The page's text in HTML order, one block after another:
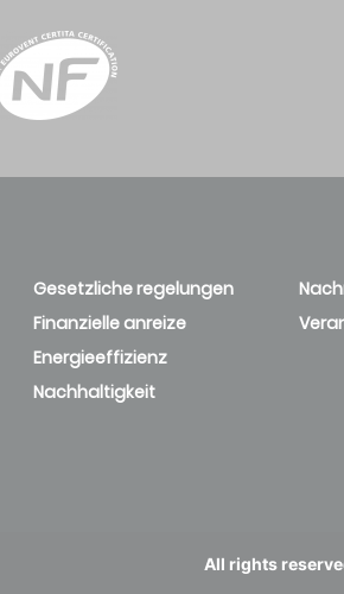
Gesetzliche regelungen
Finanzielle anreize
Energieeffizienz
Nachhaltigkeit
All rights